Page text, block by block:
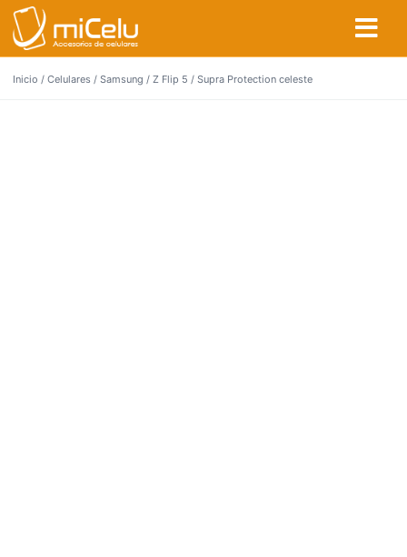
Inicio / Celulares / Samsung / Z Flip 5 / Supra Protection celeste